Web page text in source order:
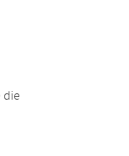
die